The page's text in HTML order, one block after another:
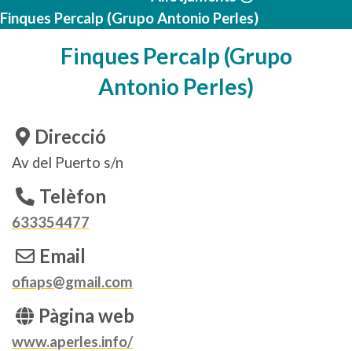
Finques Percalp (Grupo Antonio Perles)
Finques Percalp (Grupo
Antonio Perles)
Direcció
Av del Puerto s/n
Telèfon
633354477
Email
ofiaps@gmail.com
Pàgina web
www.aperles.info/